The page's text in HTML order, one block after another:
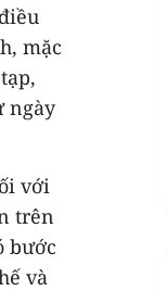
mặc
ngày
với
trên
bước
và